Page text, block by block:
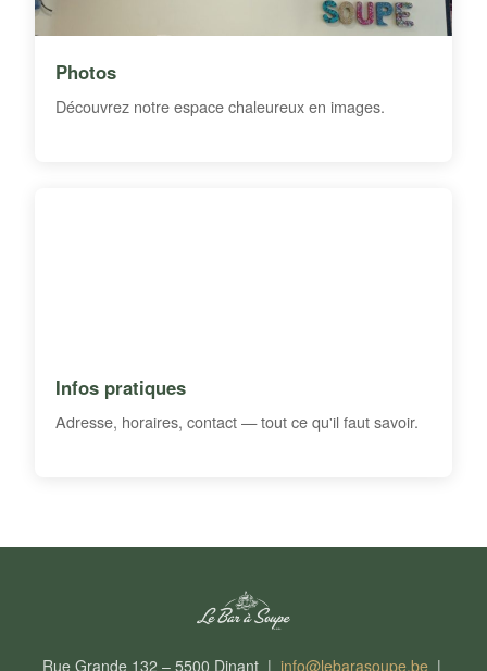
Photos
Découvrez notre espace chaleureux en images.
Infos pratiques
Adresse, horaires, contact — tout ce qu'il faut savoir.
Rue Grande 132 – 5500 Dinant | info@lebarasoupe.be|